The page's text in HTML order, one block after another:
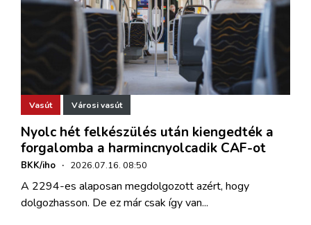
Vasút Városi vasút
Nyolc hét felkészülés után kiengedték a
forgalomba a harmincnyolcadik CAF-ot
BKK/iho · 2026.07.16. 08:50
A 2294-es alaposan megdolgozott azért, hogy
dolgozhasson. De ez már csak így van...